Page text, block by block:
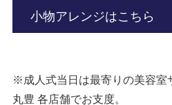
小物アレンジはこちら
※成人式当日は最寄りの美容室
丸豊 各店舗でお支度。